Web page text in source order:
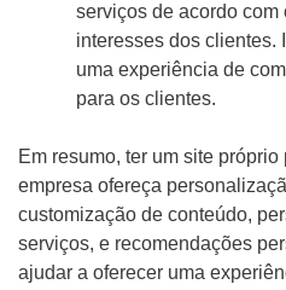
serviços de acordo com
interesses dos clientes.
uma experiência de
para os clientes.
Em resumo, ter um site
empresa ofereça
customização de conteúdo,
serviços, e recomendações
ajudar a oferecer uma